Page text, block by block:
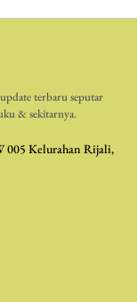
terbaru seputar
& sekitarnya.
005 Kelurahan Rijali,